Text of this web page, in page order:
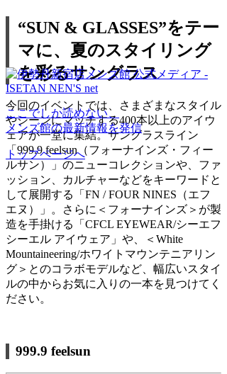
“SUN & GLASSES”をテー
マに、夏のスタイリング
を彩るサングラス
今回のイベントでは、さまざまなスタイル
やシーンにマッチする400本以上のアイウ
ェアが一堂に集結。サングラスライン
「999.9 feelsun（フォーナインズ・フィー
ルサン）」のニューコレクションや、ファ
ッション、カルチャーなどをキーワードと
して展開する「FN / FOUR NINES（エフ
エヌ）」。さらに＜フォーナインズ＞が製
造を手掛ける「CFCL EYEWEAR/シーエフ
シーエル アイウェア」や、＜White
Mountaineering/ホワイトマウンテニアリン
グ＞とのコラボモデルなど、幅広いスタイ
ルの中からお気に入りの一本を見つけてく
ださい。
999.9 feelsun
ここでしか読めない、
メンズ館の最新情報を発信
トップページへ